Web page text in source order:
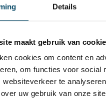
Details
maakt gebruik van
cookies om content en
om functies voor social
websiteverkeer te
uw gebruik van onze
hieven het glas en
splinternieuwe